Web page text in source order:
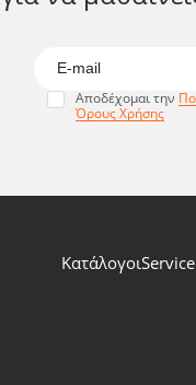
Αποδέχομαι την
Όρους Χρήσης
ΚατάλογοιService